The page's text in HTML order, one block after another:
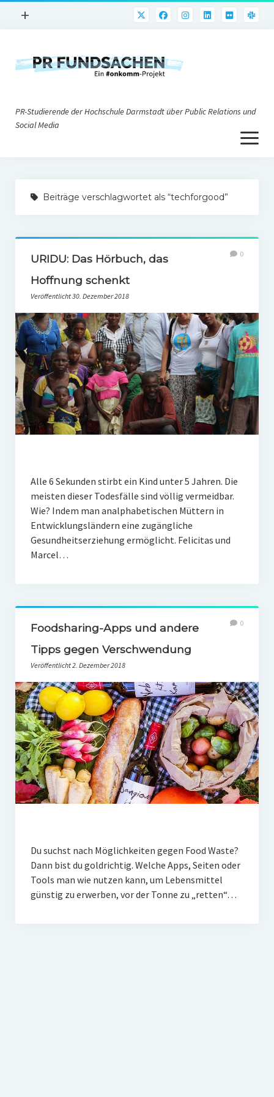
Menü
+
PR@h_da
Nonprofit-PR
Social Media
PR-Theorie
PR-Ethik
PR-Literatur
PR-Studien
Gesellschaft & Medien
Infografik-Themengarten
Künstliche Intelligenz
Klimaneutrales Tanken
Zukunft der Bildung
Vom Trend zur Tonne
PR-Studierende der Hochschule Darmstadt über Public Relations und
Social Media
Menü
öffnen
Impressum
Beiträge verschlagwortet als “techforgood”
URIDU: Das Hörbuch, das
Hoffnung schenkt
Veröffentlicht 30. Dezember 2018
0
Alle 6 Sekunden stirbt ein Kind unter 5 Jahren. Die
meisten dieser Todesfälle sind völlig vermeidbar.
Wie? Indem man analphabetischen Müttern in
Entwicklungsländern eine zugängliche
Gesundheitserziehung ermöglicht. Felicitas und
Marcel…
Foodsharing-Apps und andere
Tipps gegen Verschwendung
Veröffentlicht 2. Dezember 2018
0
Du suchst nach Möglichkeiten gegen Food Waste?
Dann bist du goldrichtig. Welche Apps, Seiten oder
Tools man wie nutzen kann, um Lebensmittel
günstig zu erwerben, vor der Tonne zu „retten“…